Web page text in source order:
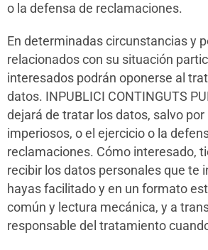
o la defensa de reclamaciones.
En determinadas circunstancias y
relacionados con su situación
interesados podrán oponerse al
datos. INPUBLICI CONTINGUTS
dejará de tratar los datos, salvo
imperiosos, o el ejercicio o la
reclamaciones. Cómo interesado,
recibir los datos personales que te
hayas facilitado y en un formato
común y lectura mecánica, y a
responsable del tratamiento